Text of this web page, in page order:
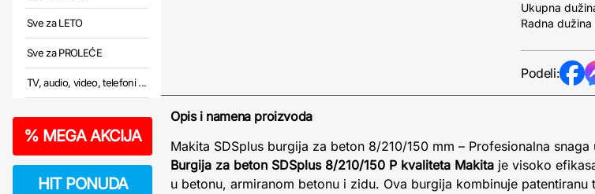
Sve za LETO
Sve za PROLEĆE
TV, audio, video, telefoni ...
% MEGA AKCIJA
HIT PONUDA
Ukupna
Radna dužina
Podeli:
Opis i namena proizvoda
Makita SDSplus burgija za beton 8/210/150 mm – Profesionalna snaga
Burgija za beton SDSplus 8/210/150 P kvaliteta Makita je visoko
u betonu, armiranom betonu i zidu. Ova burgija kombinuje